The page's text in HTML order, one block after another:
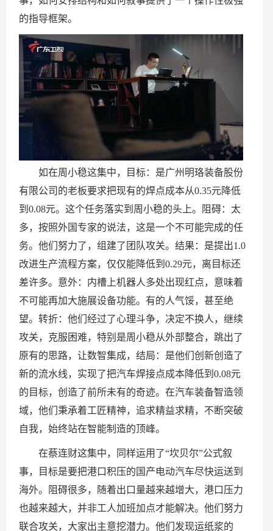
的指导框架。
如在周小稳这集中，目标：是广州明珞装备股份
有限公司的老板要求把现有的焊点成本从0.35元降低
到0.08元。这个任务落实到周小稳的头上。阻碍：太
多，按照外国专家的说法，这是一个不可能完成的任
务。他们努力了，组建了团队攻关。结果：是提出1.0
改进生产流程方案，仅仅能降低到0.29元，离目标还
差许多。意外：内槽上机器人多处出现红点，意味着
不可能再加大施展设备功能。有的人气馁，甚至绝
望。转折：他们经过了心理斗争，决定不换人，继续
攻关，克服困难，特别是周小稳从外部整合，跳出了
原有的思路，让数智集成，结局：是他们创新创造了
新的流水线，实现了把汽车焊接点成本降低到0.08元
的目标，创造了前所未有的奇迹。在汽车装备智造领
域，他们秉承着工匠精神，追求精益求精，不断突破
自我，始终站在智能制造的顶峰。
在蔡连财这集中，同样运用了“坎贝尔”公式叙
事，目标是要把港口积压的国产电动汽车尽快运送到
海外。阻碍很多，随着出口量越来越增大，港口压力
也越来越大，并非工人加班加点才能解决。他们努力
联合攻关，大家出主意挖潜力。他们发现运纸浆的